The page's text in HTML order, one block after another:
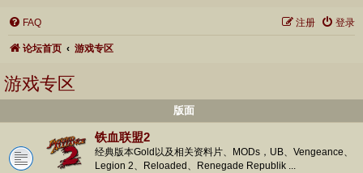
FAQ 登录
注册
论坛首页 游戏专区
游戏专区
版面
铁血联盟2
经典版本Gold以及相关资料片、MODs，UB、Vengeance、
Legion 2、Reloaded、Renegade Republik ...